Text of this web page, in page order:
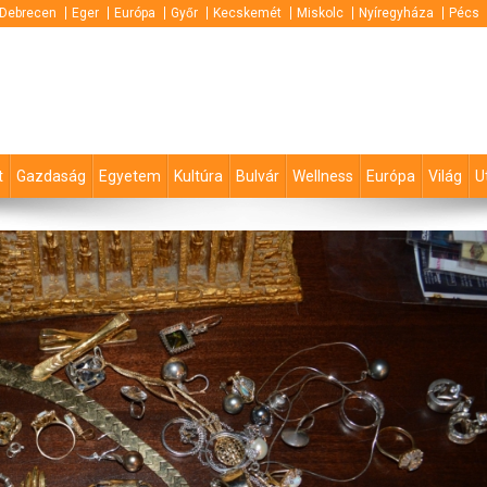
Debrecen Eger Európa Győr Kecskemét Miskolc Nyíregyháza Pécs
Gazdaság Egyetem Kultúra Bulvár Wellness Európa Világ